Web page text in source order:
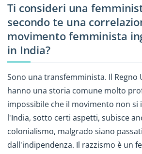
Ti consideri una
secondo te una
movimento femminista
in India?
Sono una transfemminista. Il Regno
hanno una storia comune molto
impossibile che il movimento non si
l'India, sotto certi aspetti, subisce
colonialismo, malgrado siano
dall'indipendenza. Il razzismo è un